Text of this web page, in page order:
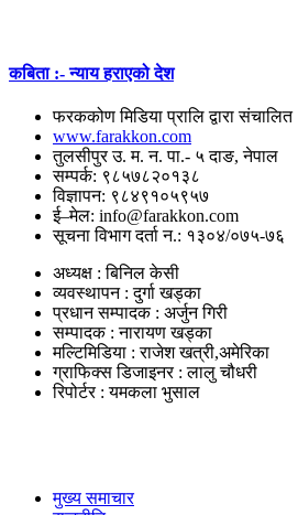
कबिता :- न्याय हराएको देश
फरककोण मिडिया प्रालि द्वारा संचालित
www.farakkon.com
तुलसीपुर उ. म. न. पा.- ५ दाङ, नेपाल
सम्पर्क: ९८५७८२०१३८
विज्ञापन: ९८४९१०५९५७
ई–मेल: info@farakkon.com
सूचना विभाग दर्ता न.: १३०४/०७५-७६
अध्यक्ष : बिनिल केसी
व्यवस्थापन : दुर्गा खड्का
प्रधान सम्पादक : अर्जुन गिरी
सम्पादक : नारायण खड्का
मल्टिमिडिया : राजेश खत्री,अमेरिका
ग्राफिक्स डिजाइनर : लालु चौधरी
रिपोर्टर : यमकला भुसाल
मुख्य समाचार